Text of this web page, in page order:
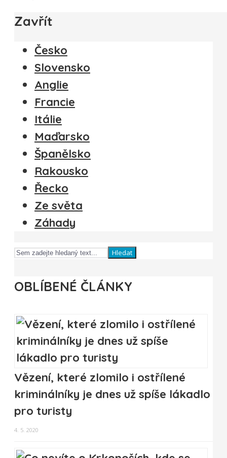
Zavřít
Česko
Slovensko
Anglie
Francie
Itálie
Maďarsko
Španělsko
Rakousko
Řecko
Ze světa
Záhady
Hledat
OBLÍBENÉ ČLÁNKY
Vězení, které zlomilo i ostřílené
kriminálníky je dnes už spíše lákadlo
pro turisty
4. 5. 2020